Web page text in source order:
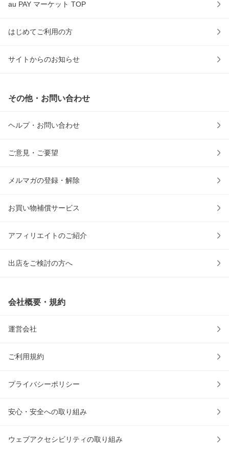
au PAY マーケット TOP
はじめてご利用の方
サイトからのお知らせ
その他・お問い合わせ
ヘルプ・お問い合わせ
ご意見・ご要望
メルマガの登録・解除
お買い物補償サービス
アフィリエイトのご紹介
出店をご検討の方へ
会社概要・規約
運営会社
ご利用規約
プライバシーポリシー
安心・安全への取り組み
ウェブアクセシビリティの取り組み